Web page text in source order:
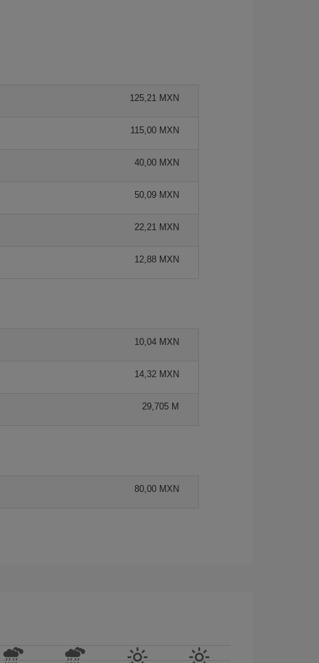
125,21 MXN
115,00 MXN
40,00 MXN
50,09 MXN
22,21 MXN
12,88 MXN
10,04 MXN
14,32 MXN
29,705 M
80,00 MXN